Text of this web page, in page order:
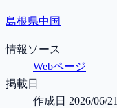
島根県中国
情報ソース
Webページ
掲載日
作成日 2026/06/21